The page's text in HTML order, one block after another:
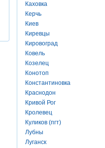
Каховка
Керчь
Киев
Киревцы
Кировоград
Ковель
Козелец
Конотоп
Константиновка
Краснодон
Кривой Рог
Кролевец
Куликов (пгт)
Лубны
Луганск